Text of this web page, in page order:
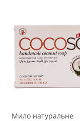
Мило натуральне